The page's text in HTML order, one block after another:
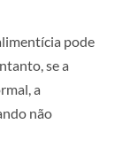
pode
se a
a
não